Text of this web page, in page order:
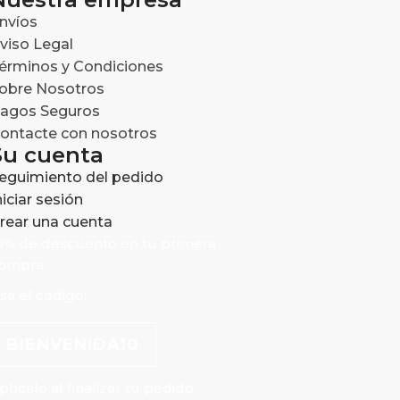
Legal
y Condiciones
Nosotros
Seguros
con nosotros
cuenta
del pedido
sesión
una cuenta